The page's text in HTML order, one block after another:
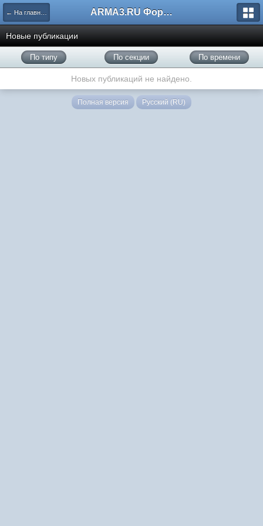
← На главную ARMA3.RU Форум
Новые публикации
По типу По секции По времени
Новых публикаций не найдено.
Полная версия Русский (RU)